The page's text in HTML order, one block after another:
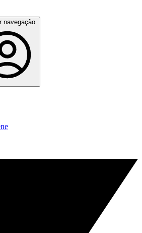
navegação